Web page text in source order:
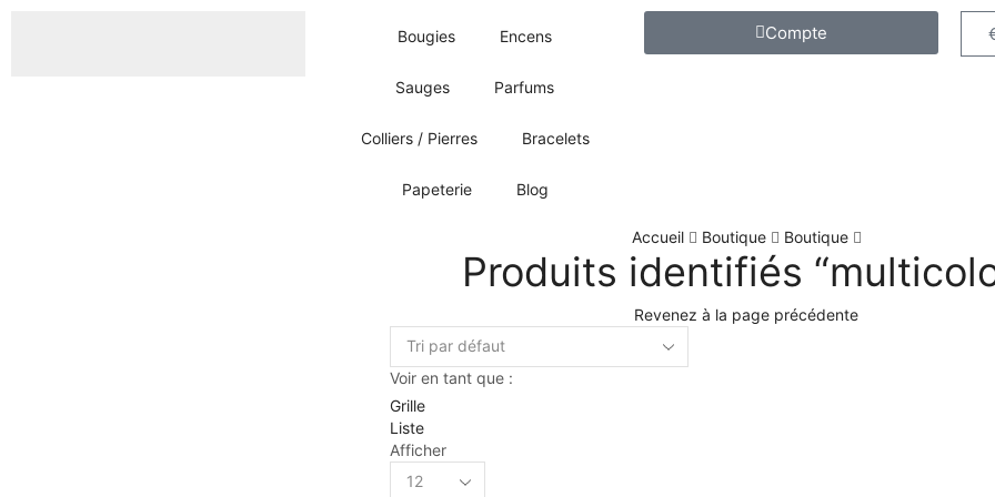
Bougies Encens
Sauges Parfums
Colliers / Pierres Bracelets
Papeterie Blog
Compte
Accueil Boutique Boutique
Produits identifiés
Revenez à la page précédente
Voir en tant que :
Grille
Liste
Afficher